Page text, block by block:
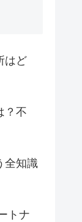
はど
？不
全知識
トナ